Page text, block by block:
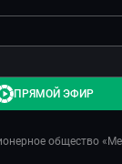
общество
ПРЯМОЙ ЭФИР